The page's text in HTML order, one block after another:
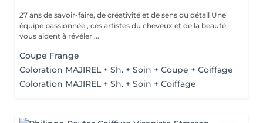
27 ans de savoir-faire, de créativité et de sens du détail Une
équipe passionnée , ces artistes du cheveux et de la beauté,
vous aident à révéler ...
Coupe Frange
Coloration MAJIREL + Sh. + Soin + Coupe + Coiffage
Coloration MAJIREL + Sh. + Soin + Coiffage